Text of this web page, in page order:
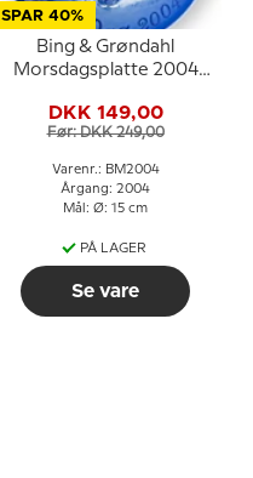
SPAR 40%
Bing & Grøndahl
Morsdagsplatte 2004
DKK 149,00
Før: DKK 249,00
Varenr.: BM2004
Årgang: 2004
Mål: Ø: 15 cm
PÅ LAGER
Se vare